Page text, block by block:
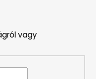
vagy